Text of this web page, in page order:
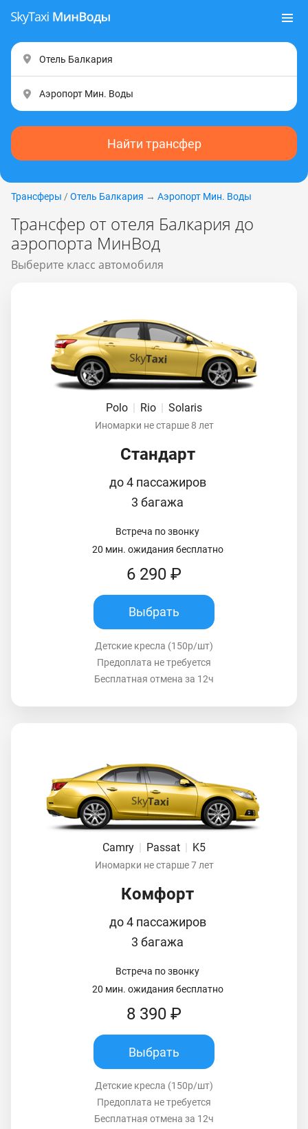
Найти трансфер
Трансферы / Отель Балкария → Аэропорт Мин. Воды
Трансфер от отеля Балкария до
аэропорта МинВод
Выберите класс автомобиля
Polo | Rio | Solaris
Иномарки не старше 8 лет
Стандарт
до 4 пассажиров
3 багажа
Встреча по звонку
20 мин. ожидания бесплатно
6 290 ₽
Выбрать
Детские кресла (150р/шт)
Предоплата не требуется
Бесплатная отмена за 12ч
Camry Passat K5
Иномарки не старше 7 лет
Комфорт
до 4 пассажиров
3 багажа
Встреча по звонку
20 мин. ожидания бесплатно
8 390 ₽
Выбрать
Детские кресла (150р/шт)
Предоплата не требуется
Бесплатная отмена за 12ч